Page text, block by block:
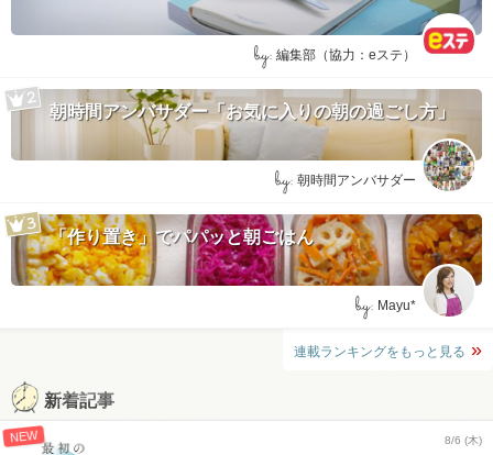
by: 編集部（協力：eステ）
朝時間アンバサダー「お気に入りの朝の過ごし方」
by: 朝時間アンバサダー
「作り置き」でパパッと朝ごはん
by: Mayu*
連載ランキングをもっと見る
新着記事
NEW 8/6 (木)